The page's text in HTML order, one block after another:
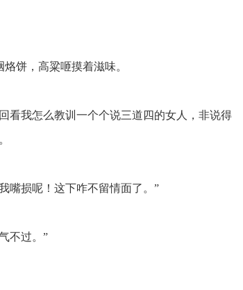
饼，高粱咂摸着滋味。
看我怎么教训一个个说三道四的女人，非说得
嘴损呢！这下咋不留情面了。”
不过。”